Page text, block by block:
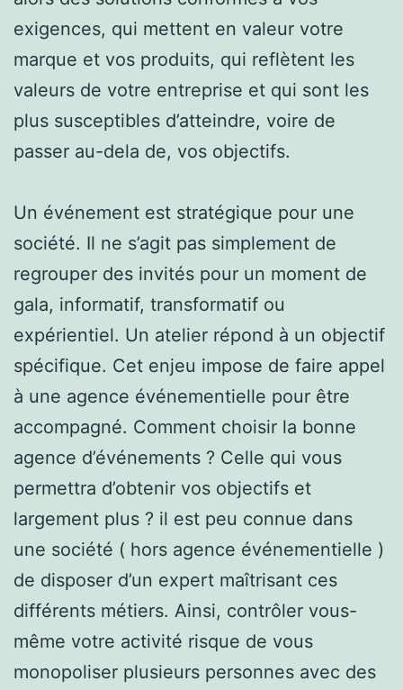
exigences, qui mettent en valeur votre
marque et vos produits, qui reflètent les
valeurs de votre entreprise et qui sont les
plus susceptibles d’atteindre, voire de
passer au-dela de, vos objectifs.
Un événement est stratégique pour une
société. Il ne s’agit pas simplement de
regrouper des invités pour un moment de
gala, informatif, transformatif ou
expérientiel. Un atelier répond à un objectif
spécifique. Cet enjeu impose de faire appel
à une agence événementielle pour être
accompagné. Comment choisir la bonne
agence d’événements ? Celle qui vous
permettra d’obtenir vos objectifs et
largement plus ? il est peu connue dans
une société ( hors agence événementielle )
de disposer d’un expert maîtrisant ces
différents métiers. Ainsi, contrôler vous-
même votre activité risque de vous
monopoliser plusieurs personnes avec des